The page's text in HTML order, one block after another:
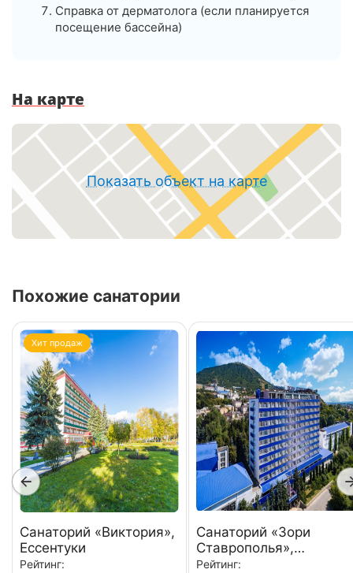
Справка от дерматолога (если планируется
посещение бассейна)
На карте
Показать объект на карте
Похожие санатории
Хит продаж
Санаторий «Виктория»,
Ессентуки
Рейтинг:
Санаторий «Зори
Ставрополья»,
Пятигорск
Рейтинг: